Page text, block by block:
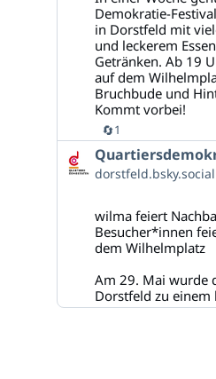
ansehenDemokratie-
in Dorstfeld mit
und leckerem
Getränken. Ab 19
auf dem
Bruchbude und
Kommt vorbei!
🔄1
Beitrag
von
Quartiersdemokraten
Bluesky
ansehen
dorstfeld.bsky.social
wilma feiert
Besucher*innen
dem Wilhelmplatz
Am 29. Mai wurde
Dorstfeld zu einem